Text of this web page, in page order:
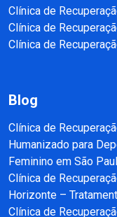
Clínica de
Clínica de
Clínica de
Blog
Clínica de
Humanizado para
Feminino em São
Clínica de
Horizonte –
Clínica de